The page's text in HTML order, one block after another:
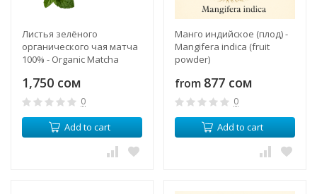
Листья зелёного
органического чая матча
100% - Organic Matcha
(Balance)
1,750 сом
0
Add to cart
Манго индийское (плод) -
Mangifera indica (fruit
powder)
from 877 сом
0
Add to cart